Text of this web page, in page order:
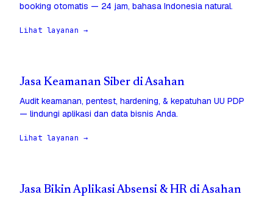
booking otomatis — 24 jam, bahasa Indonesia natural.
Lihat layanan →
Jasa Keamanan Siber di Asahan
Audit keamanan, pentest, hardening, & kepatuhan UU PDP
— lindungi aplikasi dan data bisnis Anda.
Lihat layanan →
Jasa Bikin Aplikasi Absensi & HR di Asahan